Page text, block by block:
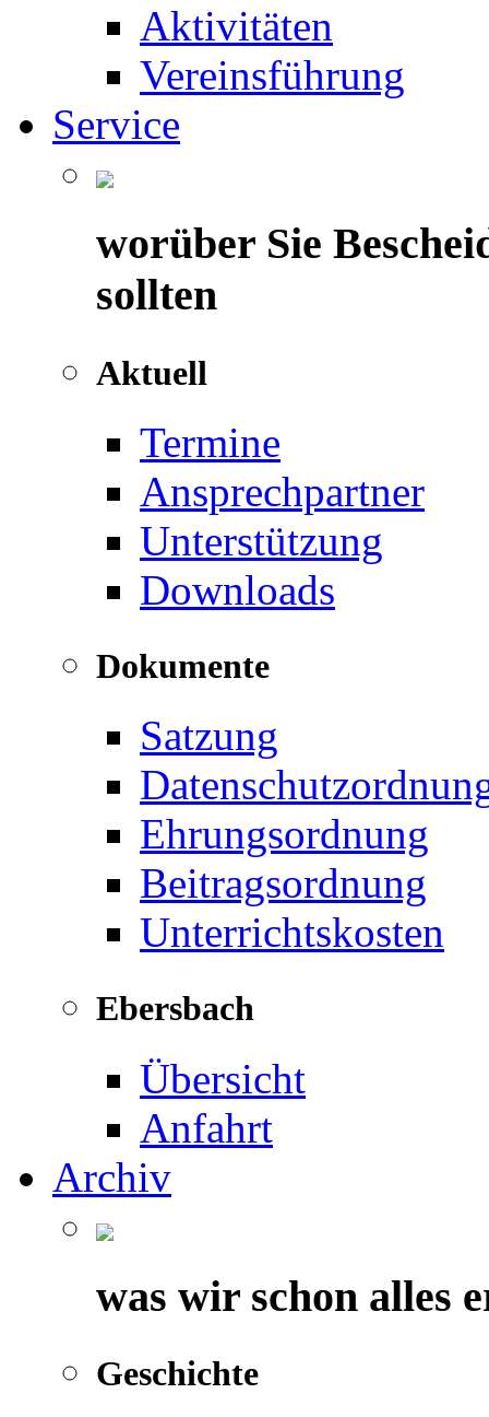
Aktivitäten
Vereinsführung
Service
worüber Sie
sollten
Aktuell
Termine
Ansprechpartner
Unterstützung
Downloads
Dokumente
Satzung
Ehrungsordnung
Beitragsordnung
Unterrichtskosten
Ebersbach
Übersicht
Anfahrt
Archiv
was wir schon alles
Geschichte